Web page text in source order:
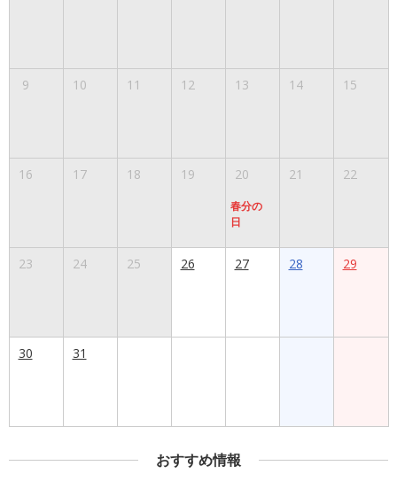
9 10 11 12 13 14 15
16 17 18 19 20
春分の
日
21 22
23 24 25 26 27 28 29
30 31
おすすめ情報